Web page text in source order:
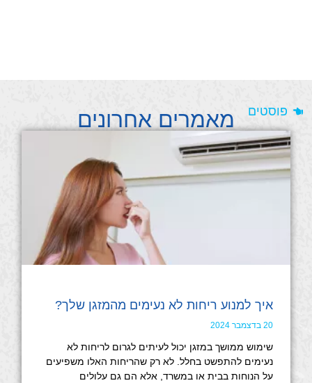
פוסטים מאמרים אחרונים
איך למנוע ריחות לא נעימים מהמזגן שלך?
20 בדצמבר 2024
שימוש ממושך במזגן יכול לעיתים לגרום לריחות לא
נעימים להתפשט בחלל. לא רק שהריחות האלו משפיעים
על הנוחות בבית או במשרד, אלא הם גם עלולים